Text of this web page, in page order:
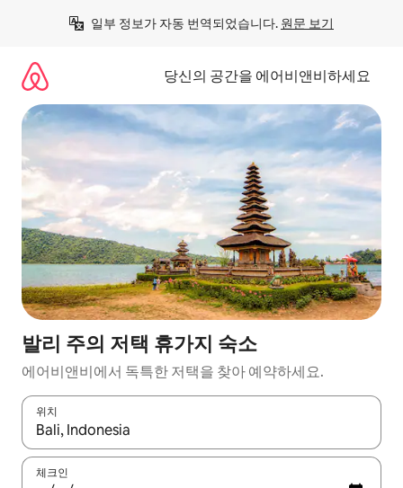
일부 정보가 자동 번역되었습니다. 원문 보기
당신의 공간을 에어비앤비하세요
발리 주의 저택 휴가지 숙소
에어비앤비에서 독특한 저택을 찾아 예약하세요.
위치
결과가 나오면 위·아래 화살표 키를 사용하거나 터치 또는 스와이
체크인